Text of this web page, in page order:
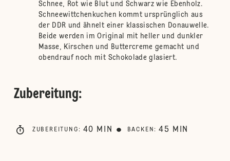
Schnee, Rot wie Blut und Schwarz wie Ebenholz.
Schneewittchenkuchen kommt ursprünglich aus
der DDR und ähnelt einer klassischen Donauwelle.
Beide werden im Original mit heller und dunkler
Masse, Kirschen und Buttercreme gemacht und
obendrauf noch mit Schokolade glasiert.
Zubereitung:
ZUBEREITUNG : 40 MIN BACKEN : 45 MIN